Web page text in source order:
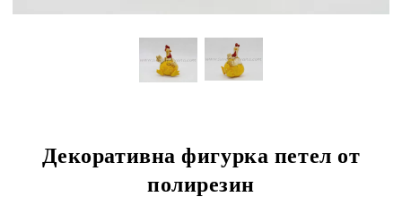
Декоративна фигурка петел от
полирезин